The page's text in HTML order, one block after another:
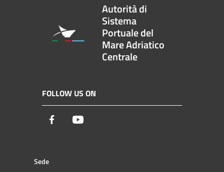
Autorità di
Sistema
Portuale del
Mare Adriatico
Centrale
FOLLOW US ON
Facebook
Sede